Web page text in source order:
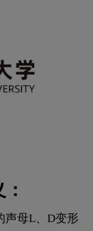
声母L、D变形